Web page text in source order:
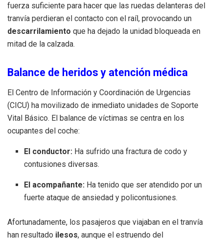
fuerza suficiente para hacer que las ruedas delanteras del
tranvía perdieran el contacto con el raíl, provocando un
descarrilamiento que ha dejado la unidad bloqueada en
mitad de la calzada.
Balance de heridos y atención médica
El Centro de Información y Coordinación de Urgencias
(CICU) ha movilizado de inmediato unidades de Soporte
Vital Básico. El balance de víctimas se centra en los
ocupantes del coche:
El conductor: Ha sufrido una fractura de codo y
contusiones diversas.
El acompañante: Ha tenido que ser atendido por un
fuerte ataque de ansiedad y policontusiones.
Afortunadamente, los pasajeros que viajaban en el tranvía
han resultado ilesos, aunque el estruendo del